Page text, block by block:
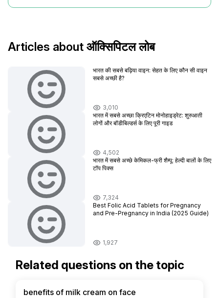
Articles about ऑक्सिपिटल लोब
भारत की सबसे बढ़िया वाइन: सेहत के लिए कौन सी वाइन
सबसे अच्छी है?
3,010
भारत में सबसे अच्छा क्रिएटिन मोनोहाइड्रेट: शुरुआती
लोगों और बॉडीबिल्डर्स के लिए पूरी गाइड
4,502
भारत में सबसे अच्छे केमिकल-फ्री शैम्पू: हेल्दी बालों के लिए
टॉप पिक्स
7,324
Best Folic Acid Tablets for Pregnancy
and Pre-Pregnancy in India (2025 Guide)
1,927
Related questions on the topic
benefits of milk cream on face